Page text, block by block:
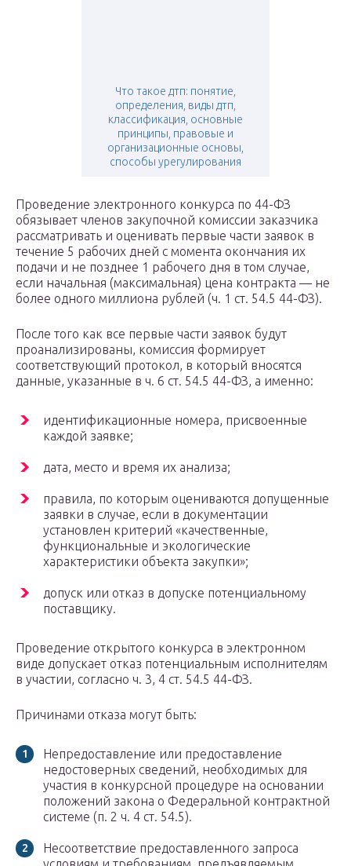
Что такое дтп: понятие,
определения, виды дтп,
классификация, основные
принципы, правовые и
организационные основы,
способы урегулирования
Проведение электронного конкурса по 44-ФЗ
обязывает членов закупочной комиссии заказчика
рассматривать и оценивать первые части заявок в
течение 5 рабочих дней с момента окончания их
подачи и не позднее 1 рабочего дня в том случае,
если начальная (максимальная) цена контракта — не
более одного миллиона рублей (ч. 1 ст. 54.5 44-ФЗ).
После того как все первые части заявок будут
проанализированы, комиссия формирует
соответствующий протокол, в который вносятся
данные, указанные в ч. 6 ст. 54.5 44-ФЗ, а именно:
идентификационные номера, присвоенные
каждой заявке;
дата, место и время их анализа;
правила, по которым оцениваются допущенные
заявки в случае, если в документации
установлен критерий «качественные,
функциональные и экологические
характеристики объекта закупки»;
допуск или отказ в допуске потенциальному
поставщику.
Проведение открытого конкурса в электронном
виде допускает отказ потенциальным исполнителям
в участии, согласно ч. 3, 4 ст. 54.5 44-ФЗ.
Причинами отказа могут быть:
Непредоставление или предоставление
недостоверных сведений, необходимых для
участия в конкурсной процедуре на основании
положений закона о Федеральной контрактной
системе (п. 2 ч. 4 ст. 54.5).
Несоответствие предоставленного запроса